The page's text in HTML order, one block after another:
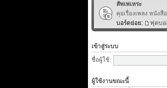
สัพเพเหระ
คุยเรื่องเพลง หนัง
บอร์ดย่อย:
ฟุตบอ
เข้าสู่ระบบ
ชื่อผู้ใช้:
ผู้ใช้งานขณะนี้